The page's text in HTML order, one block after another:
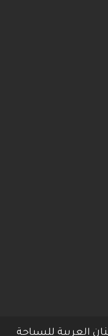
محفوظة © 2026. جنان العربية للسياحة